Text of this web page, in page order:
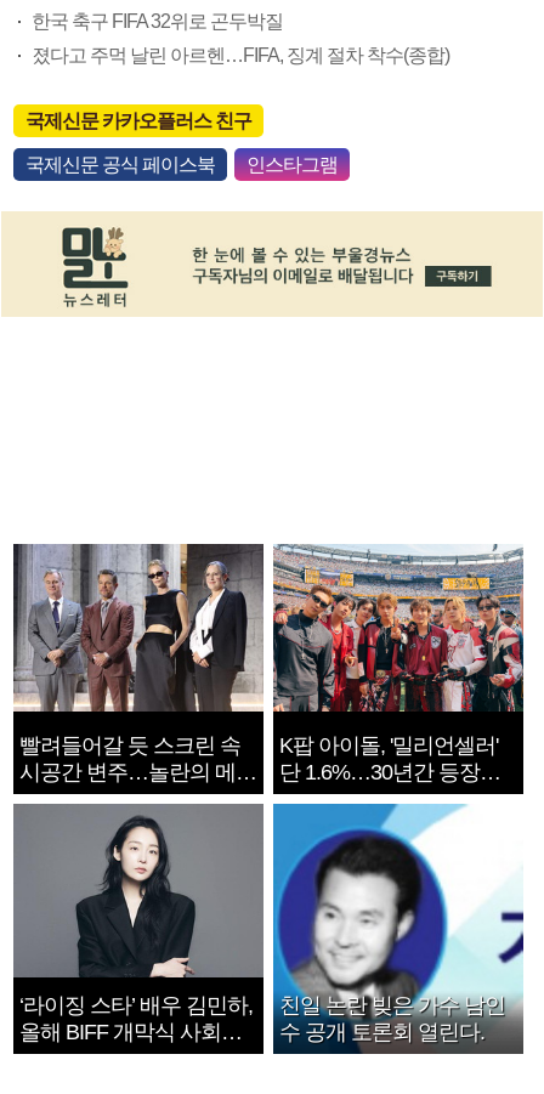
한국 축구 FIFA 32위로 곤두박질
졌다고 주먹 날린 아르헨…FIFA, 징계 절차 착수(종합)
국제신문 카카오플러스 친구
국제신문 공식 페이스북 인스타그램
빨려들어갈 듯 스크린 속
시공간 변주…놀란의 메시
지는 ‘전쟁 속죄’
K팝 아이돌, '밀리언셀러'
단 1.6%…30년간 등장
1182개팀 전수조사
‘라이징 스타’ 배우 김민하,
올해 BIFF 개막식 사회자
확정
친일 논란 빚은 가수 남인
수 공개 토론회 열린다.